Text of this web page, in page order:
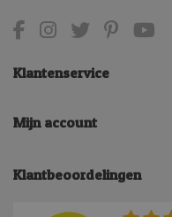
Klantenservice
Mijn account
Klantbeoordelingen